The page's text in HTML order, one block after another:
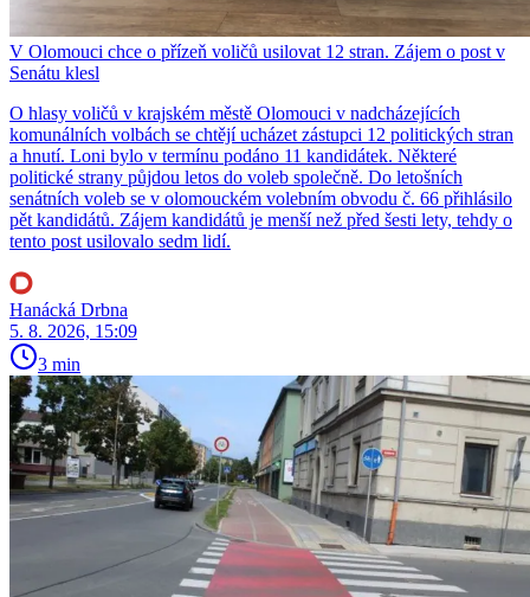
V Olomouci chce o přízeň voličů usilovat 12 stran. Zájem o post v
Senátu klesl
O hlasy voličů v krajském městě Olomouci v nadcházejících
komunálních volbách se chtějí ucházet zástupci 12 politických stran
a hnutí. Loni bylo v termínu podáno 11 kandidátek. Některé
politické strany půjdou letos do voleb společně. Do letošních
senátních voleb se v olomouckém volebním obvodu č. 66 přihlásilo
pět kandidátů. Zájem kandidátů je menší než před šesti lety, tehdy o
tento post usilovalo sedm lidí.
Hanácká Drbna
5. 8. 2026, 15:09
3 min